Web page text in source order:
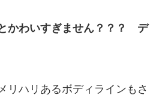
かわいすぎません？？？ デ
リハリあるボディラインもさ